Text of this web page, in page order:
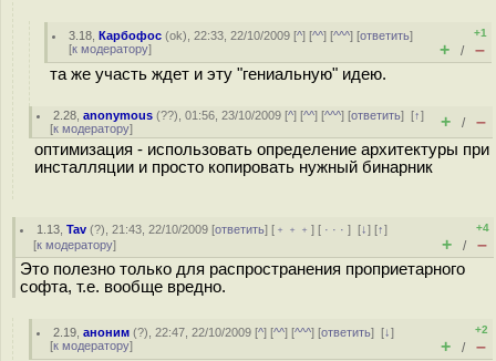
3.18 ,Карбофос (ok), 22:33, 22/10/2009 [^] [^^] [^^^] [ответить]
[к модератору]
+1
+ / –
та же участь ждет и эту "гениальную" идею.
2.28 ,anonymous (??), 01:56, 23/10/2009 [^] [^^] [^^^] [ответить][↑]
[к модератору] + / –
оптимизация - использовать определение архитектуры при
инсталляции и просто копировать нужный бинарник
1.13 ,Tav (?), 21:43, 22/10/2009 [ответить] [ ﹢﹢﹢] [ · · ·][↓] [↑]
[к модератору]
+4
+ / –
Это полезно только для распространения проприетарного
софта, т.е. вообще вредно.
2.19 ,аноним (?), 22:47, 22/10/2009 [^] [^^] [^^^] [ответить][↓]
[к модератору]
+2
+ / –